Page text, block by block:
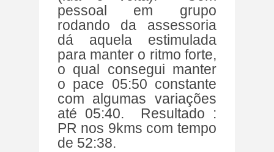
pessoal em grupo
rodando da assessoria
dá aquela estimulada
para manter o ritmo forte,
o qual consegui manter
o pace 05:50 constante
com algumas variações
até 05:40. Resultado :
PR nos 9kms com tempo
de 52:38.